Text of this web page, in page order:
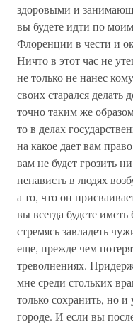
здоровыми и
вы будете идти по
Флоренции в чести и
Ничто в этот час не
не только не нанес
своих старался
точно таким же
то в делах
на какое дает вам
вам не будет грозить
ненависть в людях
а то, что он
вы всегда будете
стремясь завладеть
еще, прежде чем
треволнениях.
мне среди стольких
только сохранить, но
городе. И если вы